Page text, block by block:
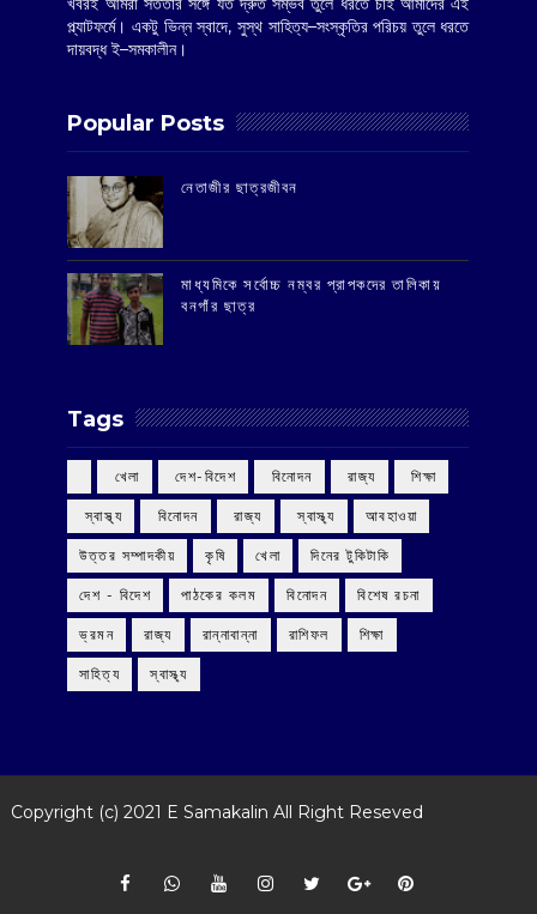
প্ল্যাটফর্মে। একটু ভিন্ন স্বাদে, সুস্থ সাহিত্য–সংস্কৃতির পরিচয় তুলে ধরতে
দায়বদ্ধ ই–সমকালীন।
Popular Posts
‌নেতাজীর ছাত্রজীবন
মাধ্যমিকে সর্বোচ্চ নম্বর প্রাপকদের তালিকায়
বনগাঁর ছাত্র
Tags
‌ খেলা ‌ দেশ-বিদেশ ‌ বিনোদন ‌ রাজ্য ‌ শিক্ষা
‌ স্বাস্থ্য ‌ বিনোদন ‌ রাজ্য ‌ স্বাস্থ্য আবহাওয়া
উত্তর সম্পাদকীয় কৃষি খেলা দিনের টুকিটাকি
দেশ - বিদেশ পাঠকের কলম বিনোদন বিশেষ রচনা
ভ্রমন রাজ্য রান্নাবান্না রাশিফল শিক্ষা
সাহিত্য স্বাস্থ্য
Copyright (c) 2021 E Samakalin All Right Reseved